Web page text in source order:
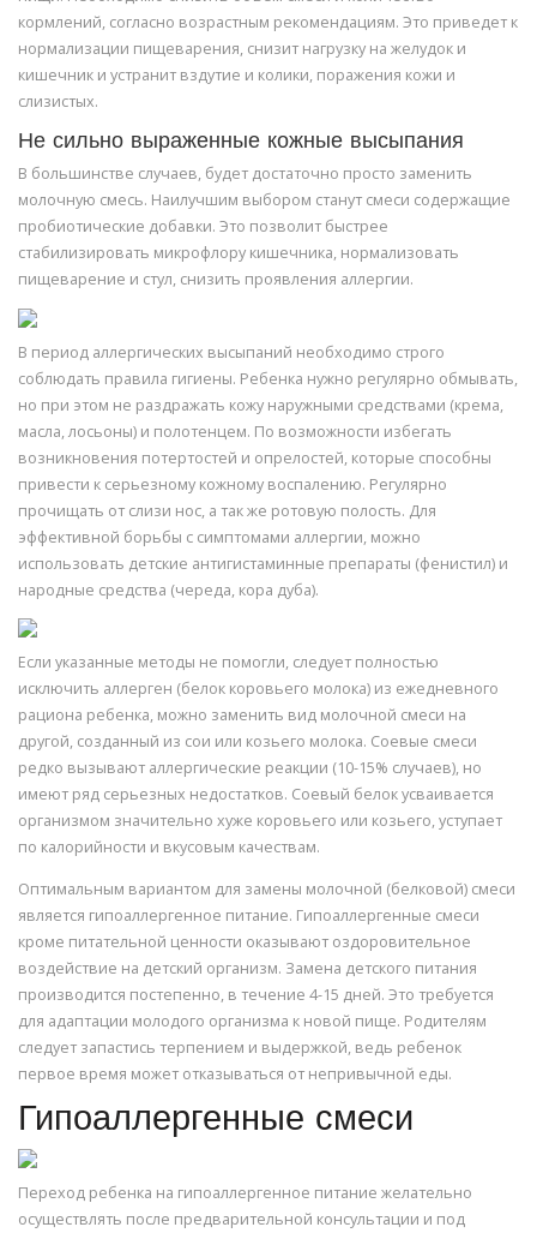
кормлений, согласно возрастным рекомендациям. Это приведет к
нормализации пищеварения, снизит нагрузку на желудок и
кишечник и устранит вздутие и колики, поражения кожи и
слизистых.
Не сильно выраженные кожные высыпания
В большинстве случаев, будет достаточно просто заменить
молочную смесь. Наилучшим выбором станут смеси содержащие
пробиотические добавки. Это позволит быстрее
стабилизировать микрофлору кишечника, нормализовать
пищеварение и стул, снизить проявления аллергии.
В период аллергических высыпаний необходимо строго
соблюдать правила гигиены. Ребенка нужно регулярно обмывать,
но при этом не раздражать кожу наружными средствами (крема,
масла, лосьоны) и полотенцем. По возможности избегать
возникновения потертостей и опрелостей, которые способны
привести к серьезному кожному воспалению. Регулярно
прочищать от слизи нос, а так же ротовую полость. Для
эффективной борьбы с симптомами аллергии, можно
использовать детские антигистаминные препараты (фенистил) и
народные средства (череда, кора дуба).
Если указанные методы не помогли, следует полностью
исключить аллерген (белок коровьего молока) из ежедневного
рациона ребенка, можно заменить вид молочной смеси на
другой, созданный из сои или козьего молока. Соевые смеси
редко вызывают аллергические реакции (10-15% случаев), но
имеют ряд серьезных недостатков. Соевый белок усваивается
организмом значительно хуже коровьего или козьего, уступает
по калорийности и вкусовым качествам.
Оптимальным вариантом для замены молочной (белковой) смеси
является гипоаллергенное питание. Гипоаллергенные смеси
кроме питательной ценности оказывают оздоровительное
воздействие на детский организм. Замена детского питания
производится постепенно, в течение 4-15 дней. Это требуется
для адаптации молодого организма к новой пище. Родителям
следует запастись терпением и выдержкой, ведь ребенок
первое время может отказываться от непривычной еды.
Гипоаллергенные смеси
Переход ребенка на гипоаллергенное питание желательно
осуществлять после предварительной консультации и под